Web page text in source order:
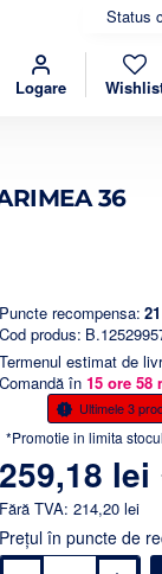
Status
Logare
36
Termenul estimat de
Puncte recompensa: 21
Cod produs:
Comandă în 15ore 58
Ultimele 3
*Promotie in limita
259,18 lei
Fără TVA: 214,20 lei
Preţul în puncte de